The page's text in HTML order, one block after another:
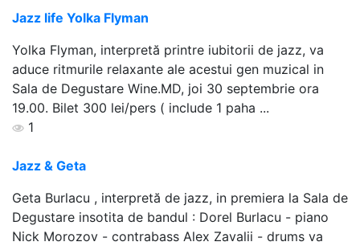
Jazz life Yolka Flyman
Yolka Flyman, interpretă printre iubitorii de jazz, va
aduce ritmurile relaxante ale acestui gen muzical in
Sala de Degustare Wine.MD, joi 30 septembrie ora
19.00. Bilet 300 lei/pers ( include 1 paha ...
1
Jazz & Geta
Geta Burlacu , interpretă de jazz, in premiera la Sala de
Degustare insotita de bandul : Dorel Burlacu - piano
Nick Morozov - contrabass Alex Zavalii - drums va